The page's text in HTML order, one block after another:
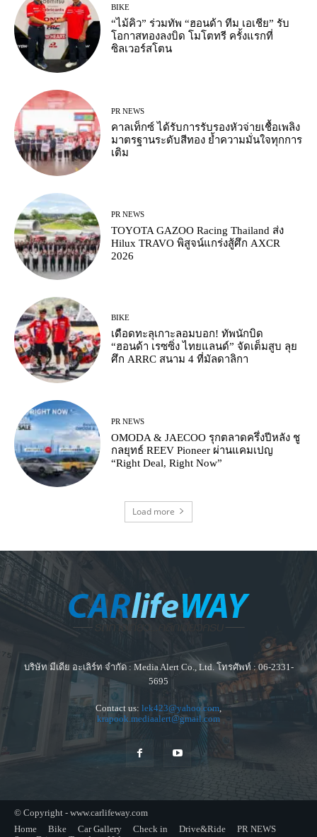
BIKE
“ไม้คิว” ร่วมทัพ “ฮอนด้า ทีม เอเชีย” รับ
โอกาสทองลงบิด โมโตทรี ครั้งแรกที่
ซิลเวอร์สโตน
PR NEWS
คาลเท็กซ์ ได้รับการรับรองหัวจ่ายเชื้อเพลิง
มาตรฐานระดับสีทอง ย้ำความมั่นใจทุกการ
เติม
PR NEWS
TOYOTA GAZOO Racing Thailand ส่ง
Hilux TRAVO พิสูจน์แกร่งสู้ศึก AXCR
2026
BIKE
เดือดทะลุเกาะลอมบอก! ทัพนักบิด
“ฮอนด้า เรซซิ่ง ไทยแลนด์” จัดเต็มสูบ ลุย
ศึก ARRC สนาม 4 ที่มัลดาลิกา
PR NEWS
OMODA & JAECOO รุกตลาดครึ่งปีหลัง ชู
กลยุทธ์ REEV Pioneer ผ่านแคมเปญ
“Right Deal, Right Now”
Load more
บริษัท มีเดีย อะเลิร์ท จำกัด : Media Alert Co., Ltd. โทรศัพท์ : 06-2331-
5695
Contact us: lek423@yahoo.com
krapook.mediaalert@gmail.com
© Copyright - www.carlifeway.com
Home
Bike Car Gallery Check in Drive&Ride
PR NEWS